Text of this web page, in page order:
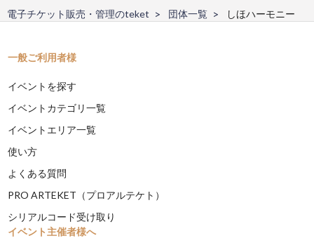
電子チケット販売・管理のteket 団体一覧 しほハーモニー
一般ご利用者様
イベントを探す
イベントカテゴリ一覧
イベントエリア一覧
使い方
よくある質問
PRO ARTEKET（プロアルテケト）
シリアルコード受け取り
イベント主催者様へ